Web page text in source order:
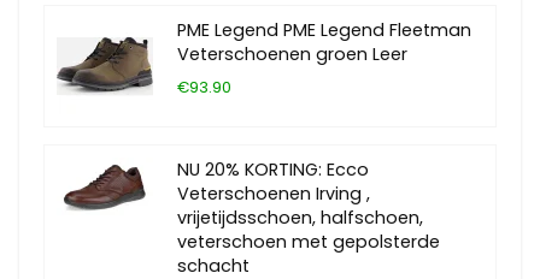
PME Legend PME Legend Fleetman
Veterschoenen groen Leer
€93.90
NU 20% KORTING: Ecco
Veterschoenen Irving ,
vrijetijdsschoen, halfschoen,
veterschoen met gepolsterde
schacht